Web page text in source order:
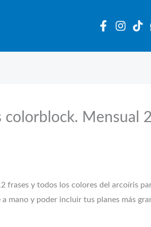
Mensual
frases y todos los colores del arcoíris
y poder incluir tus planes más